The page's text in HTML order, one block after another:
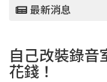
最新消息
自己改裝錄音
花錢！